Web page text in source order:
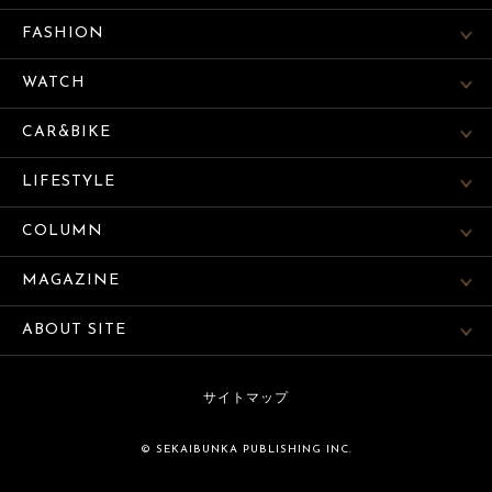
FASHION
WATCH
CAR&BIKE
LIFESTYLE
COLUMN
MAGAZINE
ABOUT SITE
サイトマップ
© SEKAIBUNKA PUBLISHING INC.